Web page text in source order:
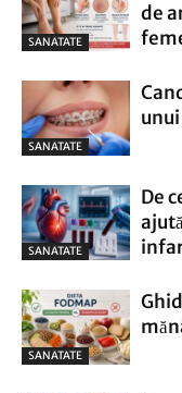
SANATATE
de
SANATATE
SANATATE
De
SANATATE